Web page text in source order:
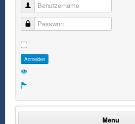
Benutzername
Passwort
Anmelden
Menu